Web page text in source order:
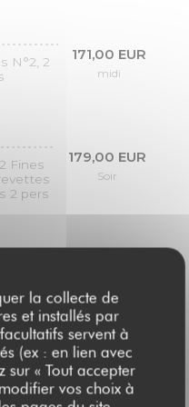
la collecte de
et installés par
servent à
(ex : en lien avec
sur « Tout accepter
vos choix à
N°2, 2
171,00 EUR
midi
Fines
2 pers
179,00 EUR
Soir
EUR 86,00 EUR
6,90 EUR
midi
8,00 EUR
Soir